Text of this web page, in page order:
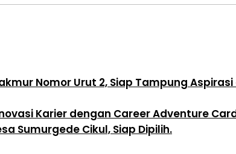
Nomor Urut 2, Siap Tampung
Karier dengan Career Adventure
Sumurgede Cikul, Siap Dipilih.